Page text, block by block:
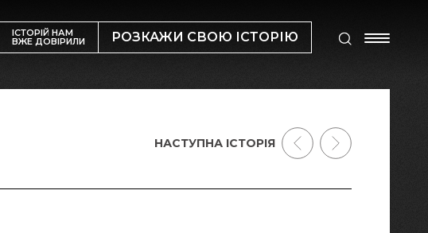
ІСТОРІЙ НАМ
ВЖЕ ДОВІРИЛИ РОЗКАЖИ СВОЮ ІСТОРІЮ
НАСТУПНА ІСТОРІЯ